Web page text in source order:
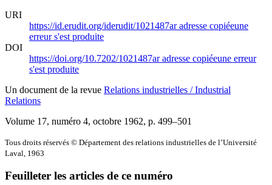
URI
https://id.erudit.org/iderudit/1021487aradresse copiéeune
erreur s'est produite
DOI
https://doi.org/10.7202/1021487aradresse copiéeune erreur
s'est produite
Un document de la revue Relations industrielles / Industrial
Relations
Volume 17, numéro 4, octobre 1962, p. 499–501
Tous droits réservés © Département des relations industrielles de l’Université
Laval, 1963
Feuilleter les articles de ce numéro